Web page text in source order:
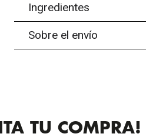
Ingredientes
Sobre el envío
TU COMPRA!